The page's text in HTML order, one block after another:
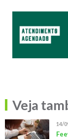
Veja
14/